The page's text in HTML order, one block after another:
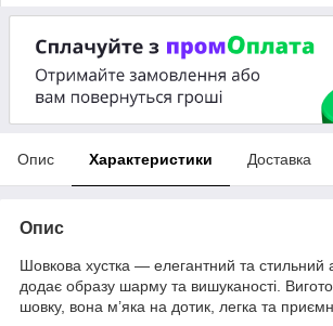
Опис Характеристики Доставка
Опис
Шовкова хустка — елегантний та стильний
додає образу шарму та вишуканості.
шовку, вона м’яка на дотик, легка та